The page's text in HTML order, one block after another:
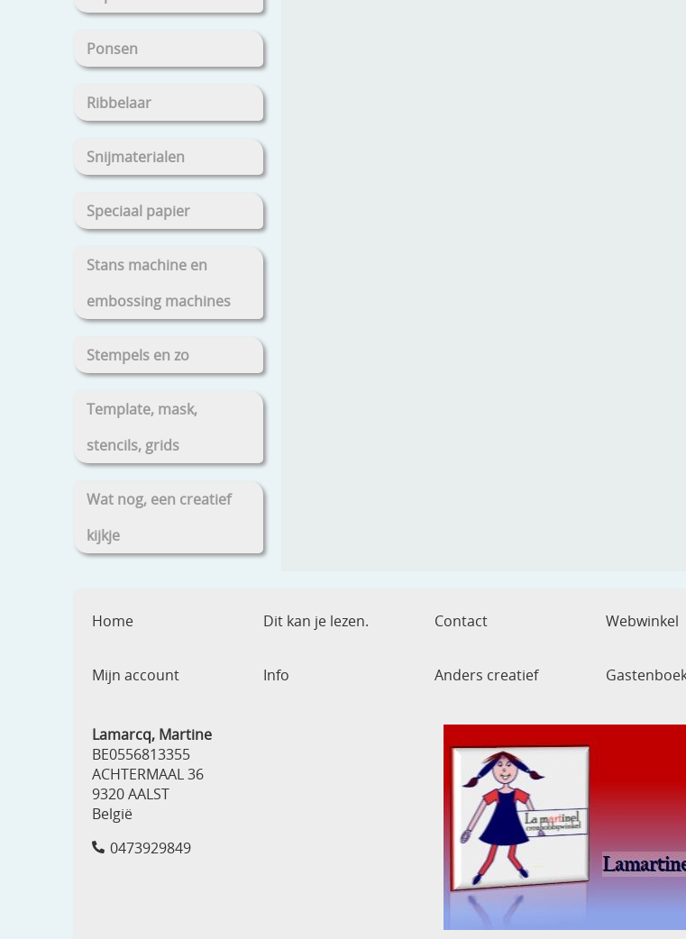
Ponsen
Ribbelaar
Snijmaterialen
Speciaal papier
Stans machine en
embossing machines
Stempels en zo
Template, mask,
stencils, grids
Wat nog, een creatief
kijkje
Home Dit kan je lezen. Contact Webwinkel
Mijn account
Info Anders creatief
Lamarcq, Martine
BE0556813355
ACHTERMAAL 36
9320 AALST
België
0473929849